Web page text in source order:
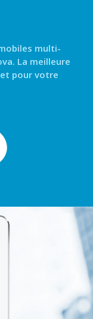
multi-
La meilleure
pour votre